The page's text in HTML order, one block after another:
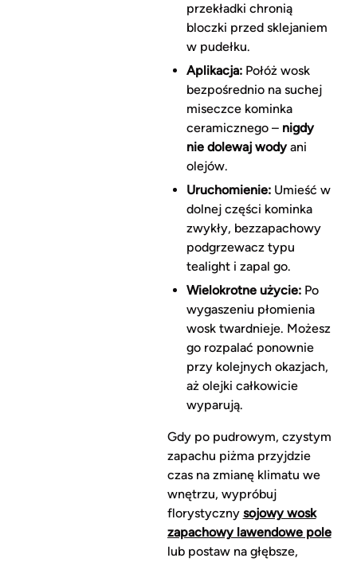
przekładki chronią
bloczki przed sklejaniem
w pudełku.
Aplikacja:Połóż wosk
bezpośrednio na suchej
miseczce kominka
ceramicznego – nigdy
nie dolewaj wodyani
olejów.
Uruchomienie:Umieść w
dolnej części kominka
zwykły, bezzapachowy
podgrzewacz typu
tealight i zapal go.
Wielokrotne użycie:Po
wygaszeniu płomienia
wosk twardnieje. Możesz
go rozpalać ponownie
przy kolejnych okazjach,
aż olejki całkowicie
wyparują.
Gdy po pudrowym, czystym
zapachu piżma przyjdzie
czas na zmianę klimatu we
wnętrzu, wypróbuj
florystyczny sojowy wosk
zapachowy lawendowe pole
lub postaw na głębsze,